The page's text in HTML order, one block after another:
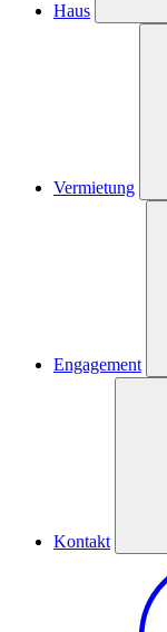
Haus
Vermietung
Engagement
Kontakt